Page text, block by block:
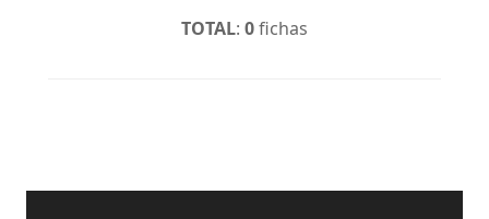
TOTAL: 0fichas